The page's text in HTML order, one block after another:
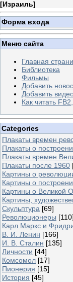
[Израиль]
Форма входа
Меню сайта
Главная
Библиотека
Фильмы
Добавить
Добавить
Как читать
Categories
Плакаты времен
Плакаты о
Плакаты времен
Плакаты после 1960
Картины о
Картины о
Картины о Великой
Картины,
Скульптура [69]
Революционеры [110]
Карл Маркс и
В. И. Ленин [166]
И. В. Сталин [135]
Личности [44]
Комсомол [17]
Пионерия [15]
История [45]